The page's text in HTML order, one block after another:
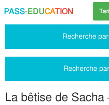
PASS-EDUCATION
Recherche
Recherche
La bêtise de Sacha